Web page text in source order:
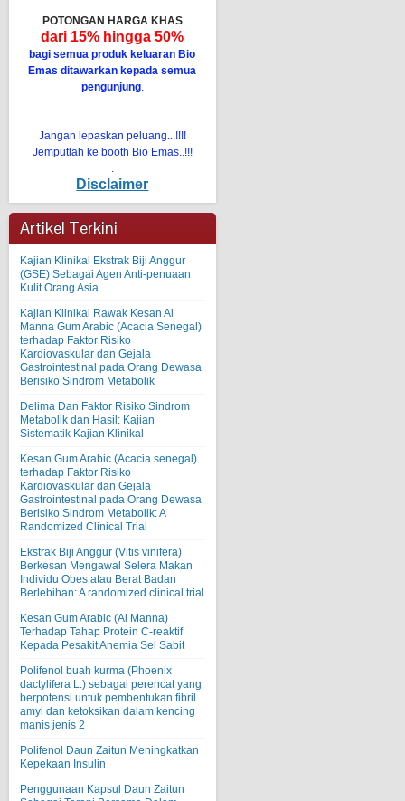
POTONGAN HARGA KHAS
dari 15% hingga 50%
bagi semua produk keluaran Bio
Emas ditawarkan kepada semua
pengunjung.
Jangan lepaskan peluang...!!!!
Jemputlah ke booth Bio Emas..!!!
.
Disclaimer
Artikel Terkini
Kajian Klinikal Ekstrak Biji Anggur
(GSE) Sebagai Agen Anti-penuaan
Kulit Orang Asia
Kajian Klinikal Rawak Kesan Al
Manna Gum Arabic (Acacia Senegal)
terhadap Faktor Risiko
Kardiovaskular dan Gejala
Gastrointestinal pada Orang Dewasa
Berisiko Sindrom Metabolik
Delima Dan Faktor Risiko Sindrom
Metabolik dan Hasil: Kajian
Sistematik Kajian Klinikal
Kesan Gum Arabic (Acacia senegal)
terhadap Faktor Risiko
Kardiovaskular dan Gejala
Gastrointestinal pada Orang Dewasa
Berisiko Sindrom Metabolik: A
Randomized Clinical Trial
Ekstrak Biji Anggur (Vitis vinifera)
Berkesan Mengawal Selera Makan
Individu Obes atau Berat Badan
Berlebihan: A randomized clinical trial
Kesan Gum Arabic (Al Manna)
Terhadap Tahap Protein C-reaktif
Kepada Pesakit Anemia Sel Sabit
Polifenol buah kurma (Phoenix
dactylifera L.) sebagai perencat yang
berpotensi untuk pembentukan fibril
amyl dan ketoksikan dalam kencing
manis jenis 2
Polifenol Daun Zaitun Meningkatkan
Kepekaan Insulin
Penggunaan Kapsul Daun Zaitun